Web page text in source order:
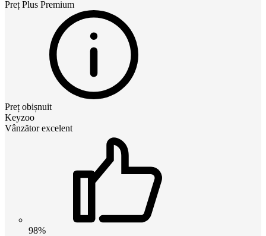
Preț Plus Premium
Preț obișnuit
Keyzoo
Vânzător excelent
98%